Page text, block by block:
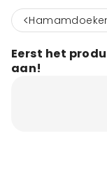
<
Eerst het
aan!